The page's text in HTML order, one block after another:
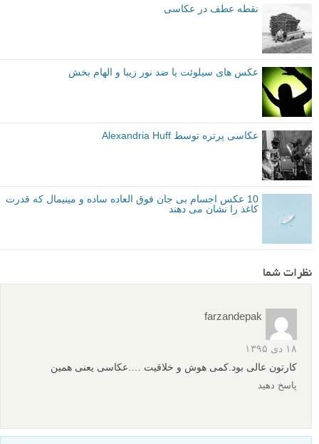
نقطه عطف در عکاسی
عکس های سیلوئت یا ضد نور زیبا و الهام بخش
عکاسی پرتره توسط Alexandria Huff
10 عکس اجسام بی جان فوق العاده ساده و مینیمال که قدرت
کاغذ را نشان می دهند
نظرات شما
farzandepak
۱۸ دی ۱۳۹۵
کارتون عالی بود.کمی هوش و خلاقیت ….عکاسی یعنی همین
پاسخ دهید